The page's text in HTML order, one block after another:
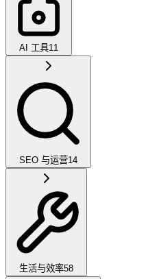
AI 工具11
SEO 与运营14
生活与效率58